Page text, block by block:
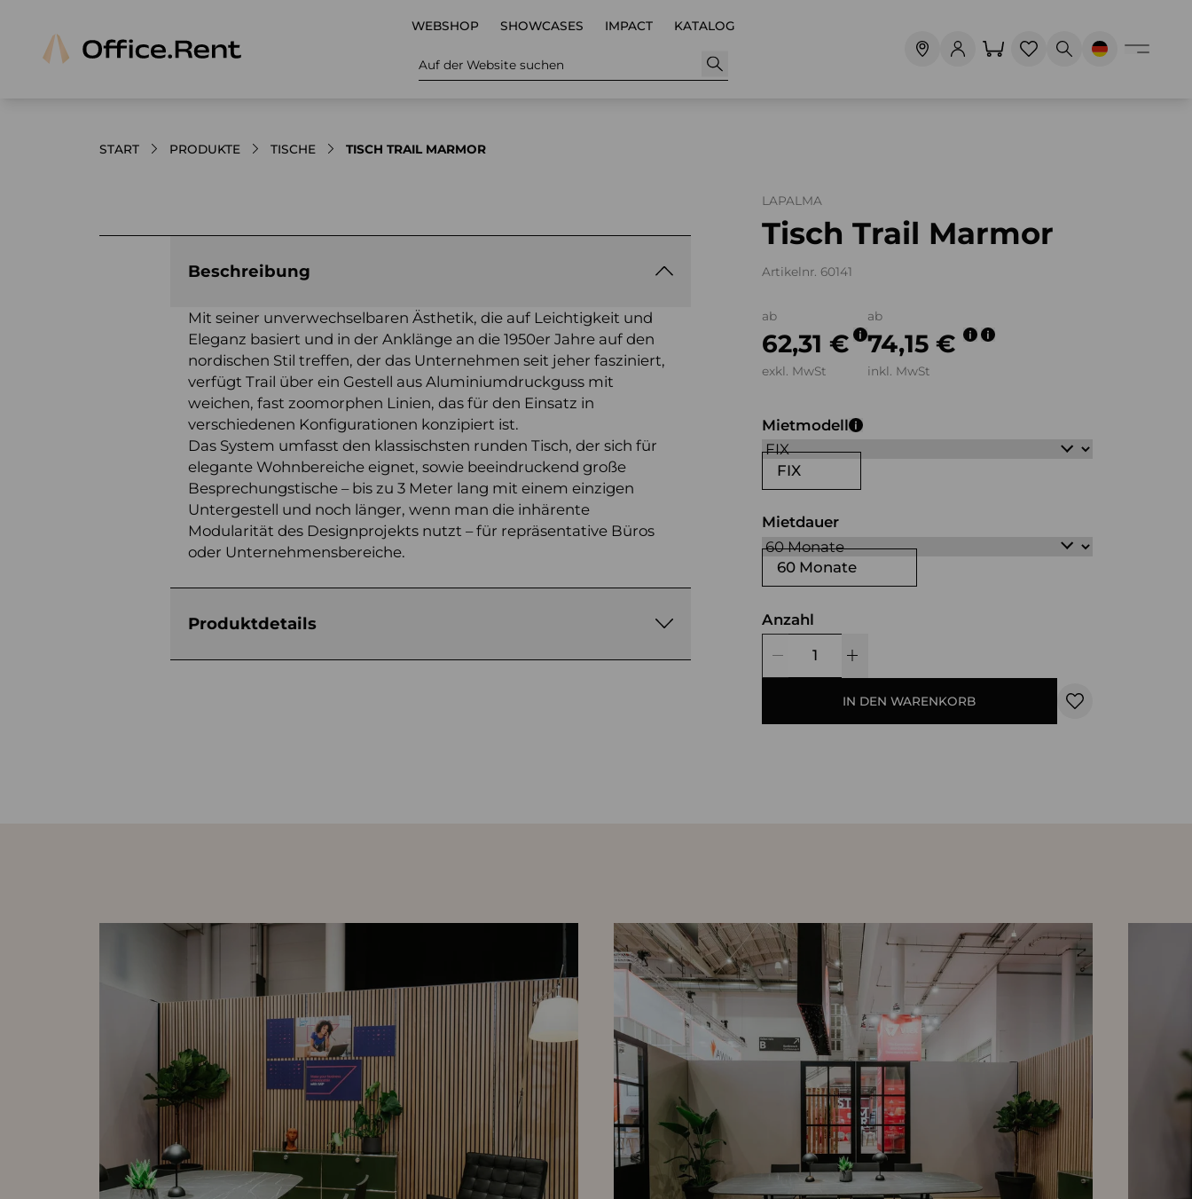
WEBSHOP SHOWCASES IMPACT KATALOG
Auf der Website suchen
START PRODUKTE TISCHE TISCH TRAIL MARMOR
LAPALMA
Tisch Trail Marmor
Artikelnr. 60141
ab
62,31 €
exkl. MwSt
ab
74,15 €
inkl. MwSt
FIX
Mietmodell
60 Monate
Mietdauer
Anzahl
IN DEN WARENKORB
Beschreibung
Mit seiner unverwechselbaren Ästhetik, die auf Leichtigkeit und
Eleganz basiert und in der Anklänge an die 1950er Jahre auf den
nordischen Stil treffen, der das Unternehmen seit jeher fasziniert,
verfügt Trail über ein Gestell aus Aluminiumdruckguss mit
weichen, fast zoomorphen Linien, das für den Einsatz in
verschiedenen Konfigurationen konzipiert ist.
Das System umfasst den klassischsten runden Tisch, der sich für
elegante Wohnbereiche eignet, sowie beeindruckend große
Besprechungstische – bis zu 3 Meter lang mit einem einzigen
Untergestell und noch länger, wenn man die inhärente
Modularität des Designprojekts nutzt – für repräsentative Büros
oder Unternehmensbereiche.
Produktdetails